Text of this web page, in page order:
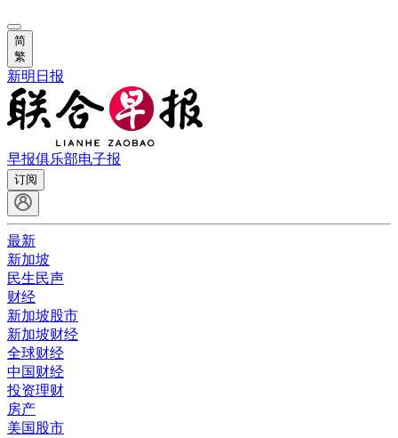
简
繁
新明日报
早报俱乐部电子报
订阅
最新
新加坡
民生民声
财经
新加坡股市
新加坡财经
全球财经
中国财经
投资理财
房产
美国股市